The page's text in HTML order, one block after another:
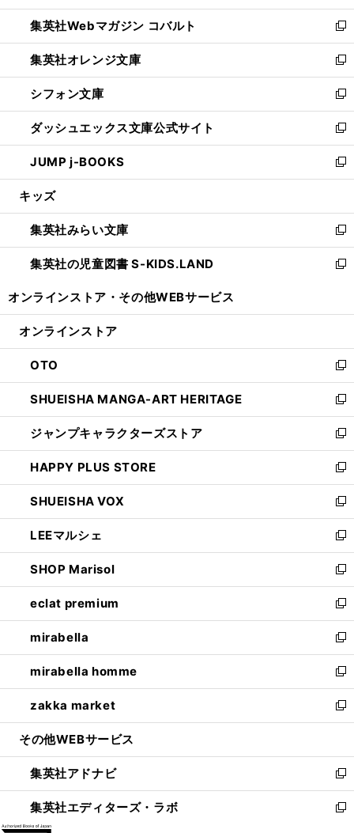
開
く
ウ
で
開
く
ン
ド
ウ
で
開
く
ウ
ィ
ン
ド
ウ
で
開
く
集英社Webマガジン コバルト
新
し
い
ウ
ィ
ン
ド
ウ
で
開
集英社オレンジ文庫
新
し
い
ウ
ィ
ン
ド
ウ
開
く
シフォン文庫
新
し
い
ウ
ィ
ン
ウ
で
開
く
ダッシュエックス文庫公式サイト
新
し
い
ウ
ン
ド
ウ
で
JUMP j-BOOKS
新
し
ウ
ィ
ン
ド
開
キッズ
集英社みらい文庫
新
し
い
ン
ウ
で
開
く
集英社の児童図書 S-KIDS.LAND
新
ウ
ン
ド
ウ
で
開
く
オンラインストア・ その他WEBサービス
オンラインストア
OTO
新
し
い
ウ
ィ
ン
ド
ウ
で
開
く
SHUEISHA MANGA-ART HERITAGE
新
し
い
ウ
ィ
ン
ド
ウ
で
開
く
ジャンプキャラクターズストア
新
し
い
ウ
ィ
ン
ド
ウ
で
開
く
HAPPY PLUS STORE
新
し
い
ウ
ィ
ン
ド
ウ
で
開
く
SHUEISHA VOX
新
し
い
ウ
ィ
ン
ド
ウ
で
開
く
LEEマルシェ
新
し
い
ウ
ィ
ン
ド
ウ
で
開
く
SHOP Marisol
新
し
い
ウ
ィ
ン
ド
ウ
で
開
eclat premium
新
し
い
ウ
ィ
ン
ド
ウ
開
く
mirabella
新
し
い
ウ
ィ
ン
ウ
で
開
く
mirabella homme
新
し
い
ウ
ン
ド
ウ
で
zakka market
新
し
ウ
ィ
ン
ド
その他WEBサービス
集英社アドナビ
新
し
い
集英社エディターズ・ラボ
新